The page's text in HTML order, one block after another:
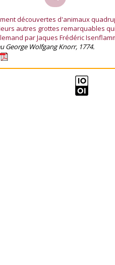
découvertes d'animaux
autres grottes remarquables
par Jaques Frédéric
George Wolfgang Knorr, 1774.